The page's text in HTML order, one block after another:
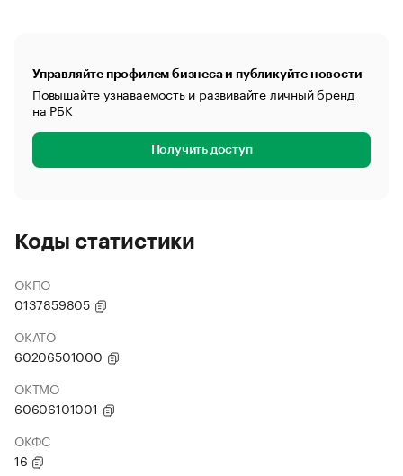
Управляйте профилем бизнеса и публикуйте новости
Повышайте узнаваемость и развивайте личный бренд
на РБК
Получить доступ
Коды статистики
ОКПО
0137859805
ОКАТО
60206501000
ОКТМО
60606101001
ОКФС
16